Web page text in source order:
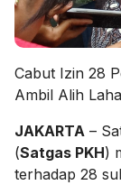
Cabut Izin 28
Ambil Alih
JAKARTA –
(Satgas PKH)
terhadap 28